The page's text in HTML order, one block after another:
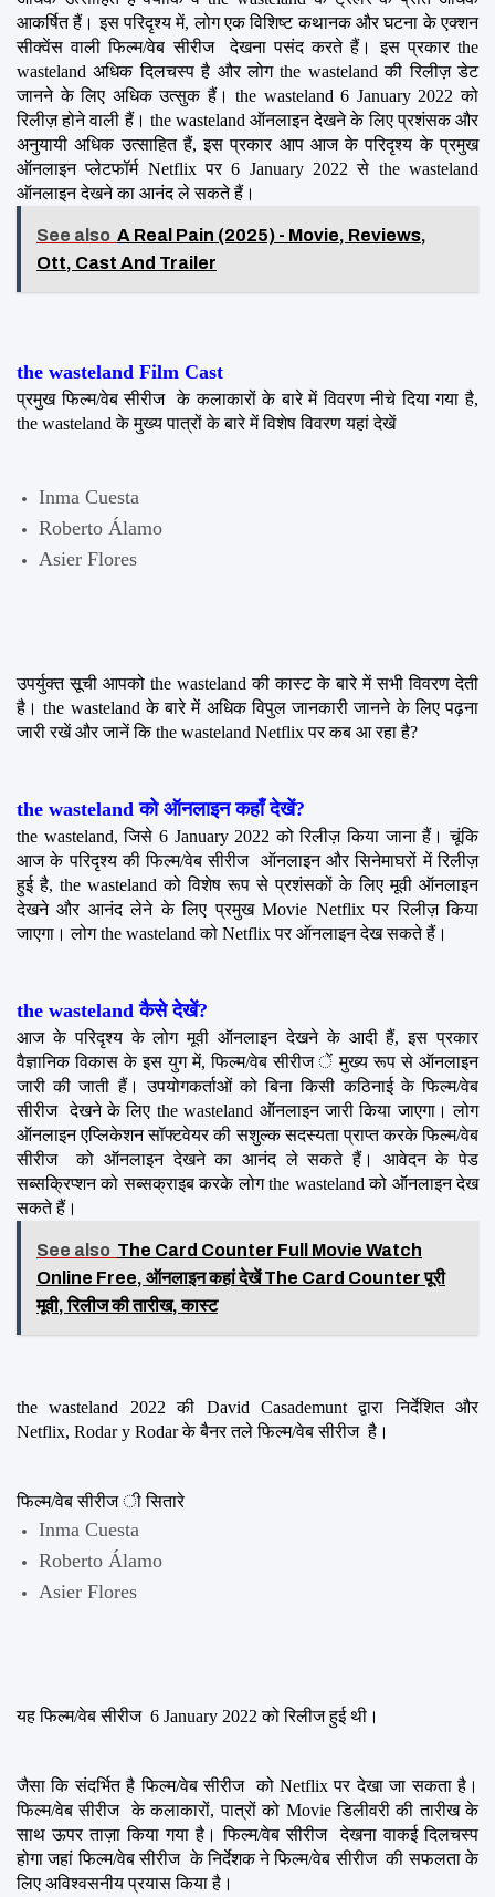
आकर्षित हैं। इस परिदृश्य में, लोग एक विशिष्ट कथानक और घटना के एक्शन
सीक्वेंस वाली फिल्म/वेब सीरीज  देखना पसंद करते हैं। इस प्रकार the
wasteland अधिक दिलचस्प है और लोग the wasteland की रिलीज़ डेट
जानने के लिए अधिक उत्सुक हैं। the wasteland 6 January 2022 को
रिलीज़ होने वाली हैं। the wasteland ऑनलाइन देखने के लिए प्रशंसक और
अनुयायी अधिक उत्साहित हैं, इस प्रकार आप आज के परिदृश्य के प्रमुख
ऑनलाइन प्लेटफॉर्म Netflix पर 6 January 2022 से the wasteland
ऑनलाइन देखने का आनंद ले सकते हैं।
See also A Real Pain (2025) - Movie, Reviews,
Ott, Cast And Trailer
the wasteland Film Cast
प्रमुख फिल्म/वेब सीरीज  के कलाकारों के बारे में विवरण नीचे दिया गया है,
the wasteland के मुख्य पात्रों के बारे में विशेष विवरण यहां देखें
Inma Cuesta
Roberto Álamo
Asier Flores
उपर्युक्त सूची आपको the wasteland की कास्ट के बारे में सभी विवरण देती
है। the wasteland के बारे में अधिक विपुल जानकारी जानने के लिए पढ़ना
जारी रखें और जानें कि the wasteland Netflix पर कब आ रहा है?
the wasteland को ऑनलाइन कहाँ देखें?
the wasteland, जिसे 6 January 2022 को रिलीज़ किया जाना हैं। चूंकि
आज के परिदृश्य की फिल्म/वेब सीरीज  ऑनलाइन और सिनेमाघरों में रिलीज़
हुई है, the wasteland को विशेष रूप से प्रशंसकों के लिए मूवी ऑनलाइन
देखने और आनंद लेने के लिए प्रमुख Movie Netflix पर रिलीज़ किया
जाएगा। लोग the wasteland को Netflix पर ऑनलाइन देख सकते हैं।
the wasteland कैसे देखें?
आज के परिदृश्य के लोग मूवी ऑनलाइन देखने के आदी हैं, इस प्रकार
वैज्ञानिक विकास के इस युग में, फिल्म/वेब सीरीज ें मुख्य रूप से ऑनलाइन
जारी की जाती हैं। उपयोगकर्ताओं को बिना किसी कठिनाई के फिल्म/वेब
सीरीज  देखने के लिए the wasteland ऑनलाइन जारी किया जाएगा। लोग
ऑनलाइन एप्लिकेशन सॉफ्टवेयर की सशुल्क सदस्यता प्राप्त करके फिल्म/वेब
सीरीज  को ऑनलाइन देखने का आनंद ले सकते हैं। आवेदन के पेड
सब्सक्रिप्शन को सब्सक्राइब करके लोग the wasteland को ऑनलाइन देख
सकते हैं।
See also The Card Counter Full Movie Watch
Online Free, ऑनलाइन कहां देखें The Card Counter पूरी
मूवी, रिलीज की तारीख, कास्ट
the wasteland 2022 की David Casademunt द्वारा निर्देशित और
Netflix, Rodar y Rodar के बैनर तले फिल्म/वेब सीरीज  है।
फिल्म/वेब सीरीज ी सितारे
Inma Cuesta
Roberto Álamo
Asier Flores
यह फिल्म/वेब सीरीज  6 January 2022 को रिलीज हुई थी।
जैसा कि संदर्भित है फिल्म/वेब सीरीज  को Netflix पर देखा जा सकता है।
फिल्म/वेब सीरीज  के कलाकारों, पात्रों को Movie डिलीवरी की तारीख के
साथ ऊपर ताज़ा किया गया है। फिल्म/वेब सीरीज  देखना वाकई दिलचस्प
होगा जहां फिल्म/वेब सीरीज  के निर्देशक ने फिल्म/वेब सीरीज  की सफलता के
लिए अविश्वसनीय प्रयास किया है।